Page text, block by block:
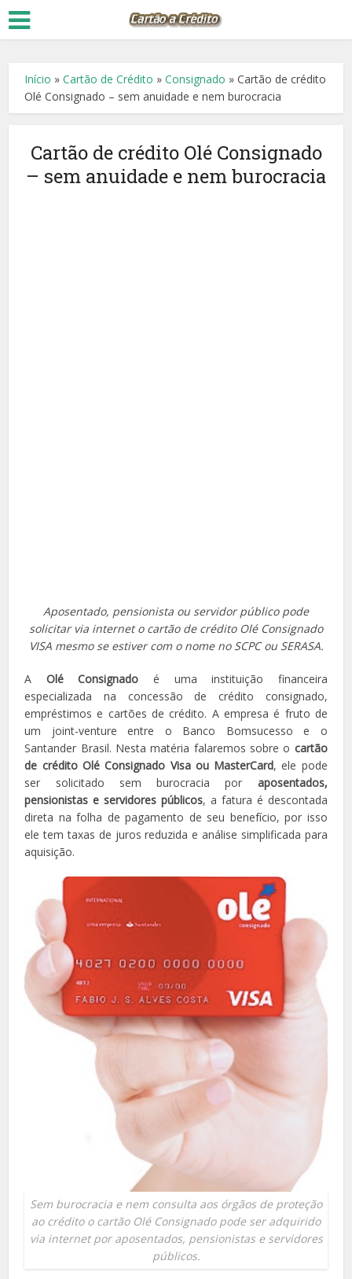
Início »Cartão de Crédito »Consignado »Cartão de crédito
Olé Consignado – sem anuidade e nem burocracia
Cartão de crédito Olé Consignado
– sem anuidade e nem burocracia
Aposentado, pensionista ou servidor público pode
solicitar via internet o cartão de crédito Olé Consignado
VISA mesmo se estiver com o nome no SCPC ou SERASA.
A Olé Consignado é uma instituição financeira
especializada na concessão de crédito consignado,
empréstimos e cartões de crédito. A empresa é fruto de
um joint-venture entre o Banco Bomsucesso e o
Santander Brasil. Nesta matéria falaremos sobre o cartão
de crédito Olé Consignado Visa ou MasterCard, ele pode
ser solicitado sem burocracia por aposentados,
pensionistas e servidores públicos, a fatura é descontada
direta na folha de pagamento de seu benefício, por isso
ele tem taxas de juros reduzida e análise simplificada para
aquisição.
Sem burocracia e nem consulta aos órgãos de proteção
ao crédito o cartão Olé Consignado pode ser adquirido
via internet por aposentados, pensionistas e servidores
públicos.